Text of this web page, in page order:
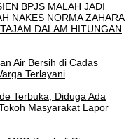
BPJS MALAH JADI
NAKES NORMA ZAHARA
DALAM HITUNGAN
Air Bersih di Cadas
Terlayani
Terbuka, Diduga Ada
Masyarakat Lapor